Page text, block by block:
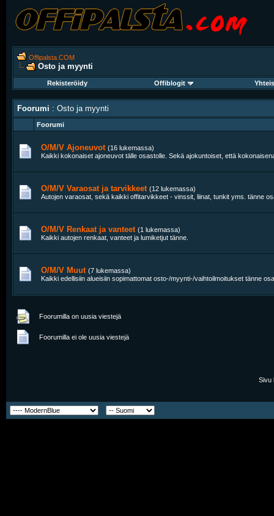
Offipalsta.COM
Osto ja myynti
Rekisteröidy Offiblogit
Foorumi : Osto ja myynti
Foorumi
O/M/V Ajoneuvot (16 lukemassa)
Kaikki kokonaiset ajoneuvot tälle osastolle. Sekä ajokuntoiset, että
O/M/V Varaosat ja tarvikkeet (12 lukemassa)
Autojen varaosat, sekä kaikki offitarvikkeet - vinssit, liinat, tunkit yms. tänne
O/M/V Renkaat ja vanteet (1 lukemassa)
Kaikki autojen renkaat, vanteet ja lumiketjut tänne.
O/M/V Muut (7 lukemassa)
Kaikki edellisiin alueisiin sopimattomat osto-/myynti-/vaihtoilmoitukset tänne
Foorumilla on uusia viestejä
Foorumilla ei ole uusia viestejä
Sivu